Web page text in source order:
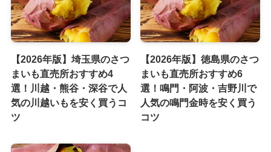
【2026年版】埼玉県のさつ
まいも直売所おすすめ4
選！川越・熊谷・深谷で人
気の川越いもを安く買うコ
ツ
【2026年版】徳島県のさつ
まいも直売所おすすめ6
選！鳴門・阿波・吉野川で
人気の鳴門金時を安く買う
コツ